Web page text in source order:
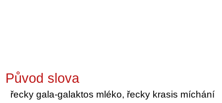
Původ slova
řecky gala-galaktos mléko, řecky krasis míchání